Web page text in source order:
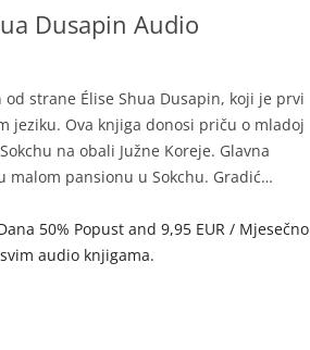
Dusapin Audio
od strane Élise Shua Dusapin, koji je prvi
jeziku. Ova knjiga donosi priču o mladoj
na obali Južne Koreje. Glavna
malom pansionu u Sokchu. Gradić…
50% Popust and 9,95 EUR / Mjesečno
audio knjigama.